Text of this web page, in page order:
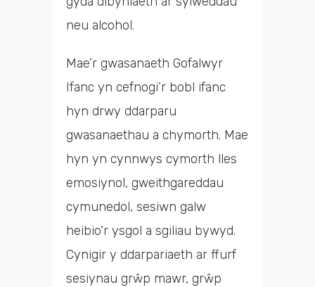
neu alcohol.
Mae’r gwasanaeth Gofalwyr
Ifanc yn cefnogi’r bobl ifanc
hyn drwy ddarparu
gwasanaethau a chymorth. Mae
hyn yn cynnwys cymorth lles
emosiynol, gweithgareddau
cymunedol, sesiwn galw
heibio’r ysgol a sgiliau bywyd.
Cynigir y ddarpariaeth ar ffurf
sesiynau grŵp mawr, grŵp